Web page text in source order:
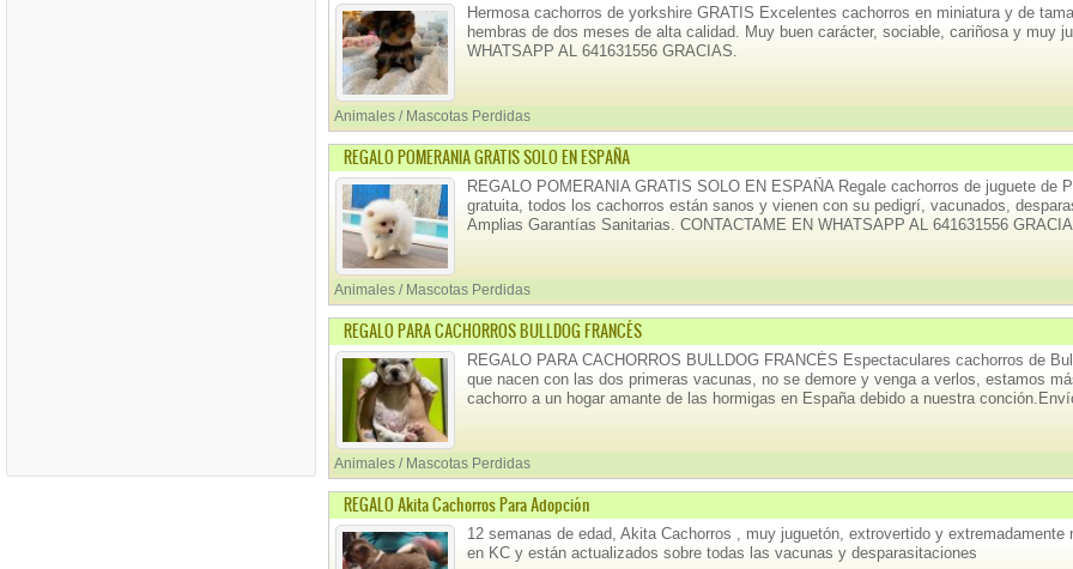
Hermosa cachorros de yorkshire GRATIS Excelentes cachorros en miniatura y de
hembras de dos meses de alta calidad. Muy buen carácter, sociable, cariñosa y muy
WHATSAPP AL 641631556 GRACIAS.
Animales / Mascotas Perdidas
REGALO POMERANIA GRATIS SOLO EN ESPAÑA
REGALO POMERANIA GRATIS SOLO EN ESPAÑA Regale cachorros de juguete de
gratuita, todos los cachorros están sanos y vienen con su pedigrí, vacunados,
Amplias Garantías Sanitarias. CONTACTAME EN WHATSAPP AL 641631556
Animales / Mascotas Perdidas
REGALO PARA CACHORROS BULLDOG FRANCÉS
REGALO PARA CACHORROS BULLDOG FRANCÉS Espectaculares cachorros de
que nacen con las dos primeras vacunas, no se demore y venga a verlos, estamos
cachorro a un hogar amante de las hormigas en España debido a nuestra
Animales / Mascotas Perdidas
REGALO Akita Cachorros Para Adopción
12 semanas de edad, Akita Cachorros , muy juguetón, extrovertido y extremadamente
en KC y están actualizados sobre todas las vacunas y desparasitaciones